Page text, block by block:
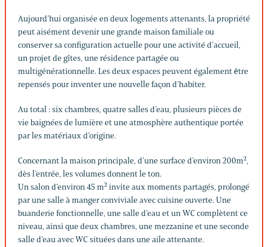
Aujourd’hui organisée en deux logements attenants, la propriété
peut aisément devenir une grande maison familiale ou
conserver sa configuration actuelle pour une activité d’accueil,
un projet de gîtes, une résidence partagée ou
multigénérationnelle. Les deux espaces peuvent également être
repensés pour inventer une nouvelle façon d’habiter.
Au total : six chambres, quatre salles d’eau, plusieurs pièces de
vie baignées de lumière et une atmosphère authentique portée
par les matériaux d’origine.
Concernant la maison principale, d’une surface d’environ 200m²,
dès l’entrée, les volumes donnent le ton.
Un salon d’environ 45 m² invite aux moments partagés, prolongé
par une salle à manger conviviale avec cuisine ouverte. Une
buanderie fonctionnelle, une salle d’eau et un WC complètent ce
niveau, ainsi que deux chambres, une mezzanine et une seconde
salle d’eau avec WC situées dans une aile attenante.